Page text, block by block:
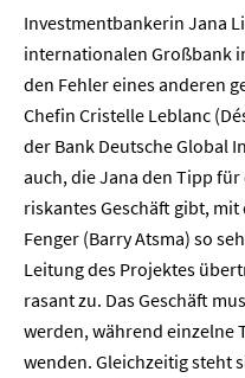
Investmentbankerin Jana
internationalen Großbank
den Fehler eines anderen
Chefin Cristelle Leblanc
der Bank Deutsche Global
auch, die Jana den Tipp
riskantes Geschäft gibt,
Fenger (Barry Atsma) so
Leitung des Projektes
rasant zu. Das Geschäft
werden, während einzelne
wenden. Gleichzeitig steht
Home
Unternehmen